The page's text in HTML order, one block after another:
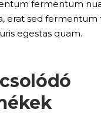
fermentum
erat sed fermentum
egestas quam.